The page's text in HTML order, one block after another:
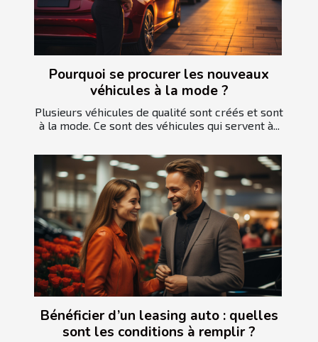
Pourquoi se procurer les nouveaux
véhicules à la mode ?
Plusieurs véhicules de qualité sont créés et sont
à la mode. Ce sont des véhicules qui servent à...
Bénéficier d’un leasing auto : quelles
sont les conditions à remplir ?